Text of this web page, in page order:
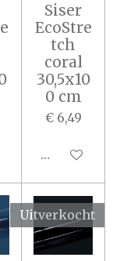
Siser
EcoStre
tch
coral
30,5x10
0 cm
€ 6,49
In
Uitverkocht